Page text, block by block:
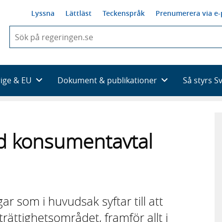
Lyssna Lättläst Teckenspråk Prenumerera via
du
skriva
framträder
en
& EU Dokument & publikationer Så styrs
konsumentavtal
som i huvudsak syftar till att
framför allt i